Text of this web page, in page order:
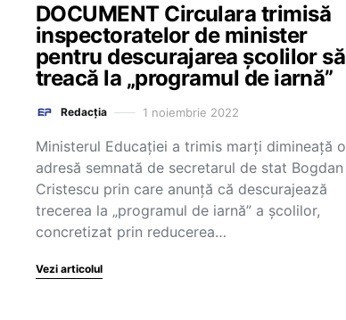
DOCUMENT Circulara trimisă
inspectoratelor de minister
pentru descurajarea școlilor să
treacă la „programul de iarnă”
Redacția 1 noiembrie 2022
Ministerul Educației a trimis marți dimineață o
adresă semnată de secretarul de stat Bogdan
Cristescu prin care anunță că descurajează
trecerea la „programul de iarnă” a școlilor,
concretizat prin reducerea…
Vezi articolul